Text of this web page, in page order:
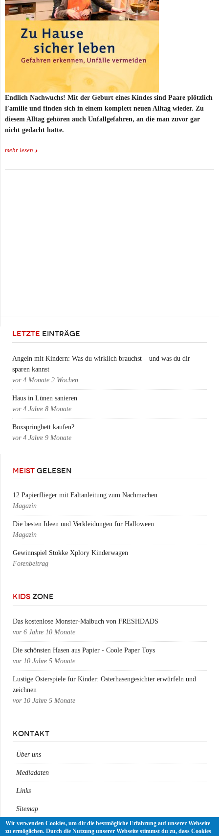
Endlich Nachwuchs! Mit der Geburt eines Kindes sind Paare plötzlich
Familie und finden sich in einem komplett neuen Alltag wieder. Zu
diesem Alltag gehören auch Unfallgefahren, an die man zuvor gar
nicht gedacht hatte.
mehr lesen
LETZTE EINTRÄGE
Angeln mit Kindern: Was du wirklich brauchst – und was du dir
sparen kannst
vor 4 Monate 2 Wochen
Haus in Lünen sanieren
vor 4 Jahre 8 Monate
Boxspringbett kaufen?
vor 4 Jahre 9 Monate
MEIST GELESEN
12 Papierflieger mit Faltanleitung zum Nachmachen
Magazin
Die besten Ideen und Verkleidungen für Halloween
Magazin
Gewinnspiel Stokke Xplory Kinderwagen
Forenbeitrag
KIDS ZONE
Das kostenlose Monster-Malbuch von FRESHDADS
vor 6 Jahre 10 Monate
Die schönsten Hasen aus Papier - Coole Paper Toys
vor 10 Jahre 5 Monate
Lustige Osterspiele für Kinder: Osterhasengesichter erwürfeln und
zeichnen
vor 10 Jahre 5 Monate
KONTAKT
Über uns
Mediadaten
Links
Sitemap
Impressum
Wir verwenden Cookies, um dir die bestmögliche Erfahrung auf unserer Webseite
zu ermöglichen. Durch die Nutzung unserer Webseite stimmst du zu, dass Cookies